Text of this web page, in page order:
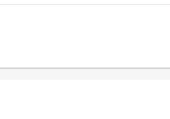
フェリーチェ中野新橋園
の園内清掃、整備
、見守り
保護者へのご対応、伝達・相談